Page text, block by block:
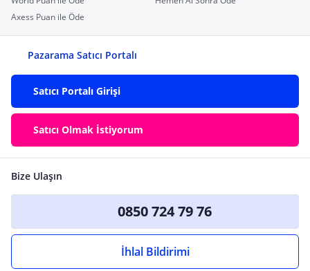
Axess Puan ile Öde
Pazarama Satıcı Portalı
Satıcı Portalı Girişi
Satıcı Olmak İstiyorum
Bize Ulaşın
0850 724 79 76
İhlal Bildirimi